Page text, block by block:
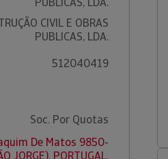
CIVIL E OBRAS
PUBLICAS, LDA.
512040419
Soc. Por Quotas
De Matos 9850-
JORGE). PORTUGAL.